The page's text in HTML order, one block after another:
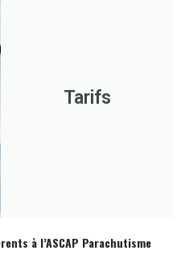
Tarifs
à l’ASCAP Parachutisme